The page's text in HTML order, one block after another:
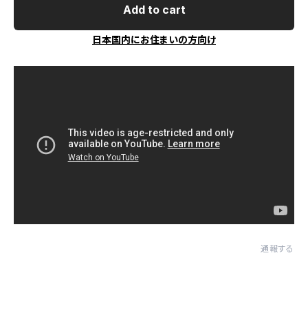
Add to cart
日本国内にお住まいの方向け
通報する